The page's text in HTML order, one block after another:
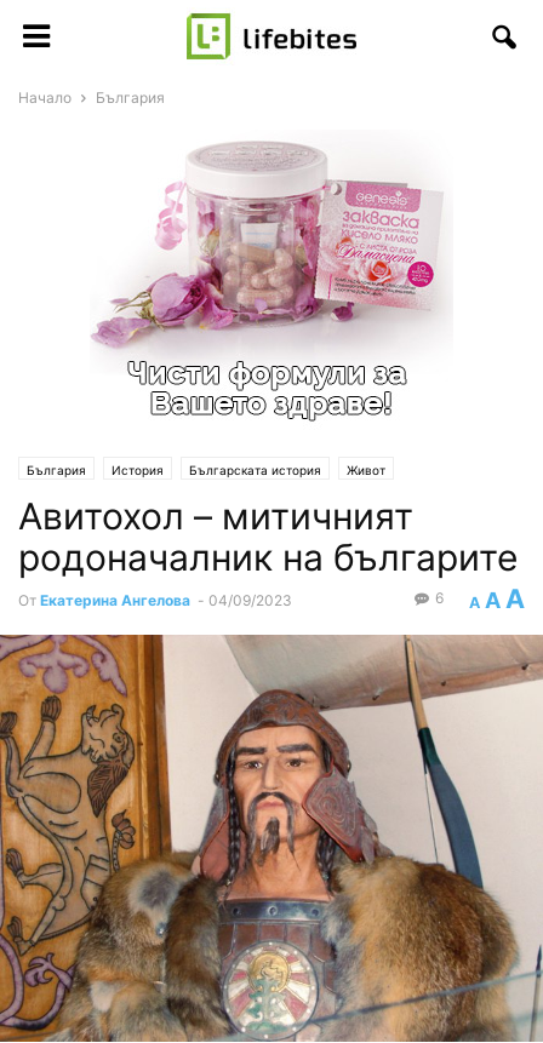
Начало България
България История Българската история Живот
Авитохол – митичният
родоначалник на българите
От Екатерина Ангелова - 04/09/2023 A A A
6